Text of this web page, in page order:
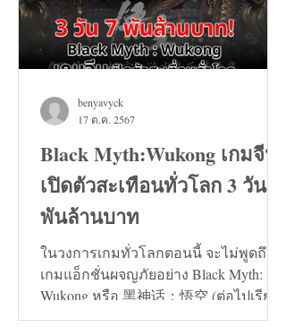
Black Myth:Wukong เกมจีน
เปิดตัวสะเทือนทั่วโลก 3 วัน 7
พันล้านบาท
ในวงการเกมทั่วโลกตอนนี้ จะไม่พูดถึง
เกมแอ็กชั่นผจญภัยอย่าง Black Myth:
Wukong หรือ 黑神话：悟空 (ต่อไปเรียก
ว่า เกมหงอคง) ไม่ได้เลย...
benyavyck
17 ต.ค. 2567